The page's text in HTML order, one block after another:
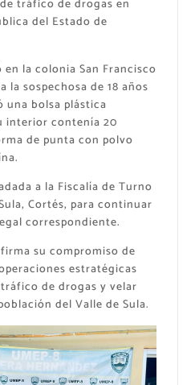
tráfico de drogas en
del Estado de
la colonia San Francisco
la sospechosa de 18 años
una bolsa plástica
interior contenía 20
de punta con polvo
a la Fiscalía de Turno
Cortés, para continuar
correspondiente.
su compromiso de
estratégicas
de drogas y velar
del Valle de Sula.